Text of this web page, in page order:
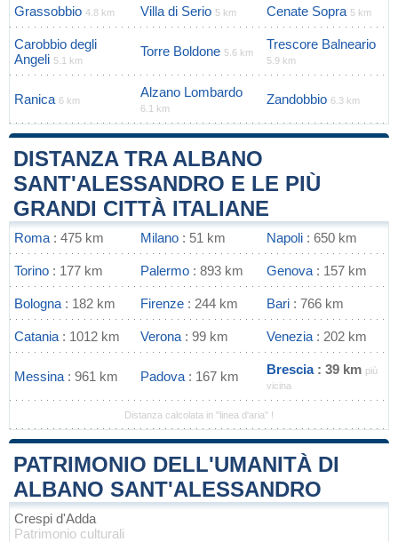
Grassobbio 4.8 km Villa di Serio 5 km Cenate Sopra 5 km
Carobbio degli
Angeli 5.1 km
Torre Boldone 5.6 km
Trescore Balneario
5.9 km
Ranica 6 km
Alzano Lombardo
6.1 km
Zandobbio 6.3 km
DISTANZA TRA ALBANO
SANT'ALESSANDRO E LE PIÙ
GRANDI CITTÀ ITALIANE
Roma : 475 km Milano : 51 km Napoli : 650 km
Torino : 177 km Palermo : 893 km Genova : 157 km
Bologna : 182 km Firenze : 244 km Bari : 766 km
Catania : 1012 km Verona : 99 km Venezia : 202 km
Messina : 961 km Padova : 167 km Brescia: 39 km più
vicina
Distanza calcolata in "linea d'aria" !
PATRIMONIO DELL'UMANITÀ DI
ALBANO SANT'ALESSANDRO
Crespi d'Adda
Patrimonio culturali